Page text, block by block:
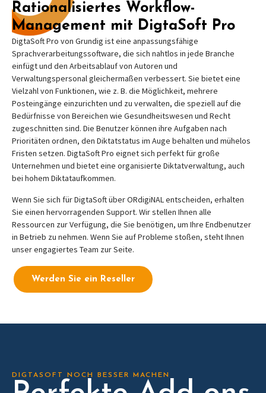
Rationalisiertes Workflow-
Management mit DigtaSoft Pro
DigtaSoft Pro von Grundig ist eine anpassungsfähige
Sprachverarbeitungssoftware, die sich nahtlos in jede Branche
einfügt und den Arbeitsablauf von Autoren und
Verwaltungspersonal gleichermaßen verbessert. Sie bietet eine
Vielzahl von Funktionen, wie z. B. die Möglichkeit, mehrere
Posteingänge einzurichten und zu verwalten, die speziell auf die
Bedürfnisse von Bereichen wie Gesundheitswesen und Recht
zugeschnitten sind. Die Benutzer können ihre Aufgaben nach
Prioritäten ordnen, den Diktatstatus im Auge behalten und mühelos
Fristen setzen. DigtaSoft Pro eignet sich perfekt für große
Unternehmen und bietet eine organisierte Diktatverwaltung, auch
bei hohem Diktataufkommen.
Wenn Sie sich für DigtaSoft über ORdigiNAL entscheiden, erhalten
Sie einen hervorragenden Support. Wir stellen Ihnen alle
Ressourcen zur Verfügung, die Sie benötigen, um Ihre Endbenutzer
in Betrieb zu nehmen. Wenn Sie auf Probleme stoßen, steht Ihnen
unser engagiertes Team zur Seite.
Werden Sie ein Reseller
DIGTASOFT NOCH BESSER MACHEN